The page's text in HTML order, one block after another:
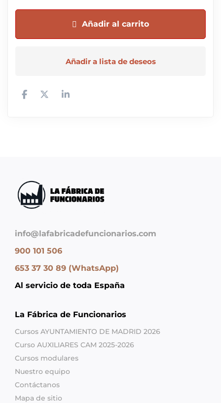
Añadir al carrito
Añadir a lista de deseos
info@lafabricadefuncionarios.com
900 101 506
653 37 30 89 (WhatsApp)
Al servicio de toda España
La Fábrica de Funcionarios
Cursos AYUNTAMIENTO DE MADRID 2026
Curso AUXILIARES CAM 2025-2026
Cursos modulares
Nuestro equipo
Contáctanos
Mapa de sitio